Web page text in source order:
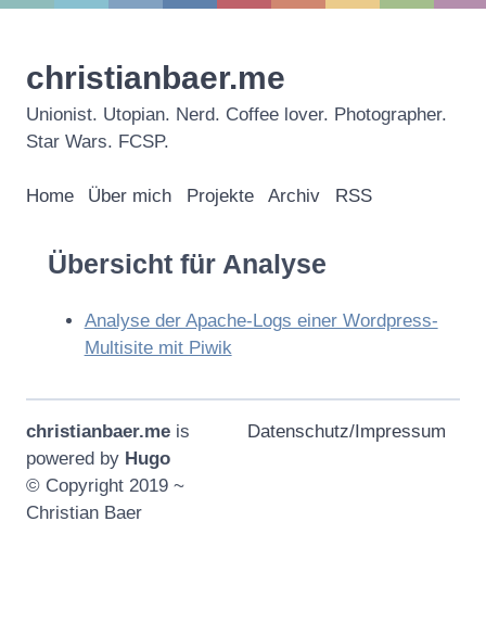
christianbaer.me
Unionist. Utopian. Nerd. Coffee lover. Photographer.
Star Wars. FCSP.
Home Über mich Projekte Archiv RSS
Übersicht für Analyse
Analyse der Apache-Logs einer Wordpress-
Multisite mit Piwik
Datenschutz/Impressum
christianbaer.me is
powered by Hugo
© Copyright 2019 ~
Christian Baer